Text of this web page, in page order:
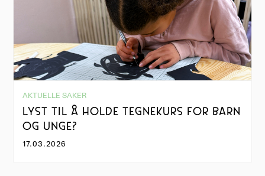
AKTUELLE SAKER
LYST TIL Å HOLDE TEGNEKURS FOR BARN
OG UNGE?
17.03.2026